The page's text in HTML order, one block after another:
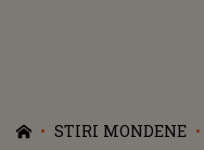
STIRI MONDENE